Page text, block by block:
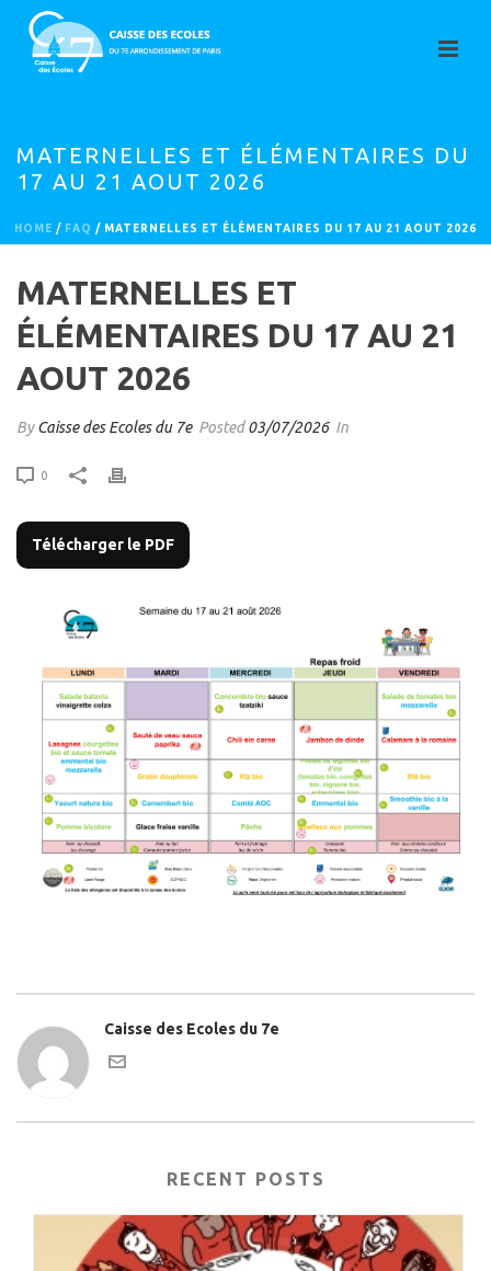
MATERNELLES ET ÉLÉMENTAIRES DU
17 AU 21 AOUT 2026
HOME / FAQ / MATERNELLES ET ÉLÉMENTAIRES DU 17 AU 21 AOUT 2026
MATERNELLES ET
ÉLÉMENTAIRES DU 17 AU 21
AOUT 2026
ByCaisse des Ecoles du 7e Posted03/07/2026 In
0
Télécharger le PDF
Caisse des Ecoles du 7e
RECENT POSTS